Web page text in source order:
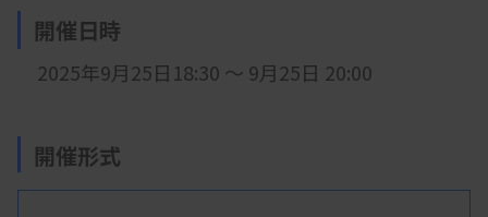
開催日時
2025年9月25日18:30 ～ 9月25日 20:00
開催形式
現地開催